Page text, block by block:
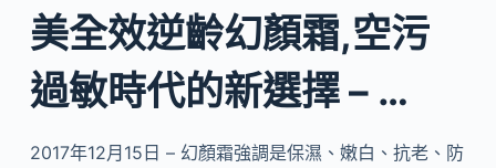
美全效逆齡幻顏霜,空污
過敏時代的新選擇 – …
2017年12月15日 – 幻顏霜強調是保濕、嫩白、抗老、防